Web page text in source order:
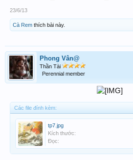
23/6/13
Cà Rem thích bài này.
Phong Vân@
Thần Tài
Perennial member
Các file đính kèm:
tp7.jpg
Kích thước:
Đọc: